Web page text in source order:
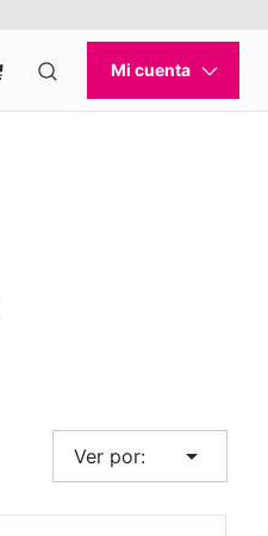
Ver por: arrow_drop_down